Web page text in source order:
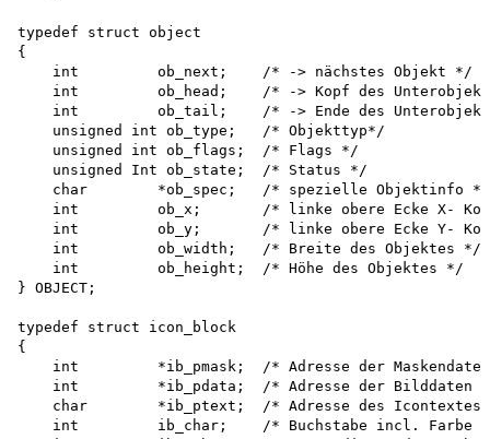
typedef struct object
{
    int         ob_next;    /* -> nächstes Objekt */
int         ob_head;    /* -> Kopf des
int         ob_tail;    /* -> Ende des
    unsigned int ob_type;   /* Objekttyp*/
    unsigned int ob_flags;  /* Flags */
    unsigned Int ob_state;  /* Status */
    char        *ob_spec;   /* spezielle Objektinfo */
int         ob_x;       /* linke obere Ecke X-
int         ob_y;       /* linke obere Ecke Y-
    int         ob_width;   /* Breite des Objektes */
    int         ob_height;  /* Höhe des Objektes */
} OBJECT;
typedef struct icon_block
{
int         *ib_pmask;  /* Adresse der
int         *ib_pdata;  /* Adresse der Bilddaten
char        *ib_ptext;  /* Adresse des Icontextes
int         ib_char;    /* Buchstabe incl. Farbe